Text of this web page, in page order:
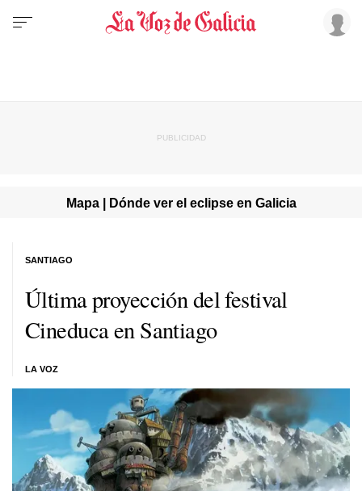
Mapa | Dónde ver el eclipse en Galicia
Última proyección del festival
Cineduca en Santiago
LA VOZ
SANTIAGO